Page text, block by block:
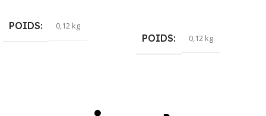
POIDS 0,12 kg
POIDS 0,12 kg